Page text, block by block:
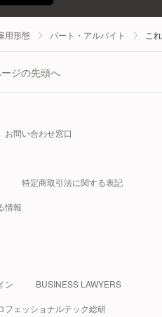
用形態 パート・アルバイト こ
ジの先頭へ
お問い合わせ窓口
特定商取引法に関する表記
情報
ン BUSINESS LAWYERS
フェッショナルテック総研